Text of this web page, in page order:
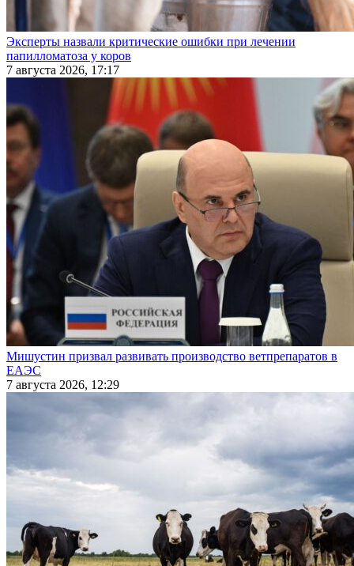
Эксперты назвали критические ошибки при лечении
папилломатоза у коров
7 августа 2026, 17:17
Мишустин призвал развивать производство ветпрепаратов в
ЕАЭС
7 августа 2026, 12:29